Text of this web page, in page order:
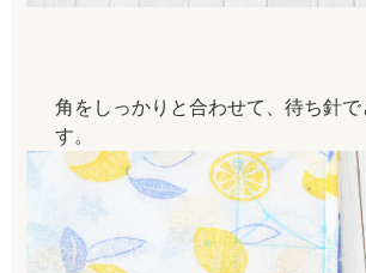
角をしっかりと合わせて、待ち針で
す。